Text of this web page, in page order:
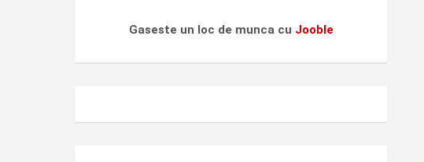
Gaseste un loc de munca cu Jooble